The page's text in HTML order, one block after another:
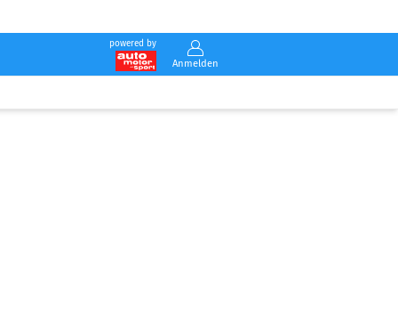
powered by
Anmelden